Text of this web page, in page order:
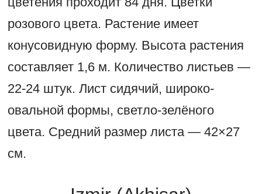
розового цвета. Растение имеет
конусовидную форму. Высота растения
составляет 1,6 м. Количество листьев —
22-24 штук. Лист сидячий, широко-
овальной формы, светло-зелёного
цвета. Средний размер листа — 42×27
см.